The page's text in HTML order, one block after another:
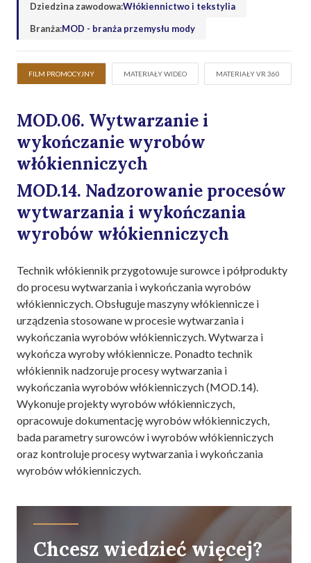
Dziedzina zawodowa:Włókiennictwo i tekstylia
Branża:MOD - branża przemysłu mody
FILM PROMOCYJNY MATERIAŁY WIDEO MATERIAŁY VR 360
MOD.06. Wytwarzanie i
wykończanie wyrobów
włókienniczych
MOD.14. Nadzorowanie procesów
wytwarzania i wykończania
wyrobów włókienniczych
Technik włókiennik przygotowuje surowce i półprodukty
do procesu wytwarzania i wykończania wyrobów
włókienniczych. Obsługuje maszyny włókiennicze i
urządzenia stosowane w procesie wytwarzania i
wykończania wyrobów włókienniczych. Wytwarza i
wykończa wyroby włókiennicze. Ponadto technik
włókiennik nadzoruje procesy wytwarzania i
wykończania wyrobów włókienniczych (MOD.14).
Wykonuje projekty wyrobów włókienniczych,
opracowuje dokumentację wyrobów włókienniczych,
bada parametry surowców i wyrobów włókienniczych
oraz kontroluje procesy wytwarzania i wykończania
wyrobów włókienniczych.
Chcesz wiedzieć więcej?